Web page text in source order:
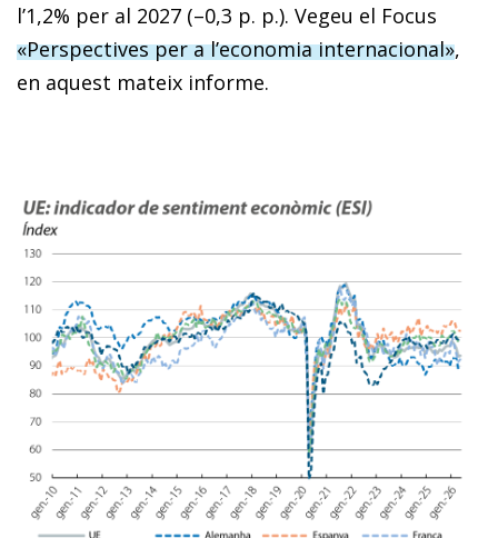
l’1,2% per al 2027 (–0,3 p. p.). Vegeu el Focus
«Perspectives per a l’economia internacional»,
en aquest mateix informe.